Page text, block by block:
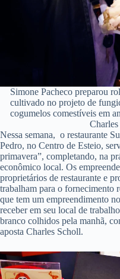
Simone Pacheco preparou
cultivado no projeto de
cogumelos comestíveis em
Nessa semana, o restaurante
Pedro, no Centro de Esteio,
primavera”, completando, na
econômico local. Os
proprietários de restaurante e
trabalham para o fornecimento
que tem um empreendimento
receber em seu local de
branco colhidos pela manhã,
aposta Charles Scholl.